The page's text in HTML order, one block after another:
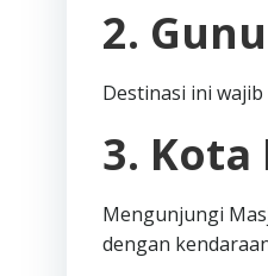
2.
Destinasi ini
3. Kota
Mengunjungi
dengan